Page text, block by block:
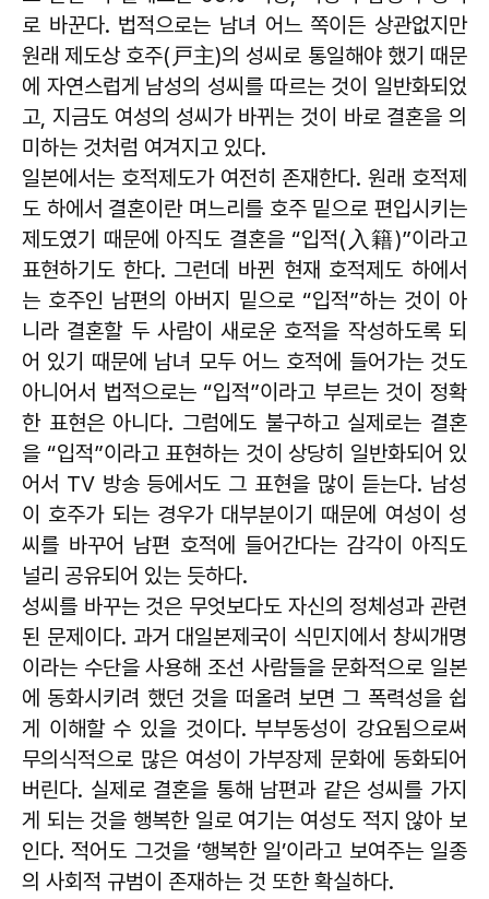
로 바꾼다. 법적으로는 남녀 어느 쪽이든 상관없지만
원래 제도상 호주(戸主)의 성씨로 통일해야 했기 때문
에 자연스럽게 남성의 성씨를 따르는 것이 일반화되었
고, 지금도 여성의 성씨가 바뀌는 것이 바로 결혼을 의
미하는 것처럼 여겨지고 있다.
일본에서는 호적제도가 여전히 존재한다. 원래 호적제
도 하에서 결혼이란 며느리를 호주 밑으로 편입시키는
제도였기 때문에 아직도 결혼을 “입적(入籍)”이라고
표현하기도 한다. 그런데 바뀐 현재 호적제도 하에서
는 호주인 남편의 아버지 밑으로 “입적”하는 것이 아
니라 결혼할 두 사람이 새로운 호적을 작성하도록 되
어 있기 때문에 남녀 모두 어느 호적에 들어가는 것도
아니어서 법적으로는 “입적”이라고 부르는 것이 정확
한 표현은 아니다. 그럼에도 불구하고 실제로는 결혼
을 “입적”이라고 표현하는 것이 상당히 일반화되어 있
어서 TV 방송 등에서도 그 표현을 많이 듣는다. 남성
이 호주가 되는 경우가 대부분이기 때문에 여성이 성
씨를 바꾸어 남편 호적에 들어간다는 감각이 아직도
널리 공유되어 있는 듯하다.
성씨를 바꾸는 것은 무엇보다도 자신의 정체성과 관련
된 문제이다. 과거 대일본제국이 식민지에서 창씨개명
이라는 수단을 사용해 조선 사람들을 문화적으로 일본
에 동화시키려 했던 것을 떠올려 보면 그 폭력성을 쉽
게 이해할 수 있을 것이다. 부부동성이 강요됨으로써
무의식적으로 많은 여성이 가부장제 문화에 동화되어
버린다. 실제로 결혼을 통해 남편과 같은 성씨를 가지
게 되는 것을 행복한 일로 여기는 여성도 적지 않아 보
인다. 적어도 그것을 ‘행복한 일’이라고 보여주는 일종
의 사회적 규범이 존재하는 것 또한 확실하다.